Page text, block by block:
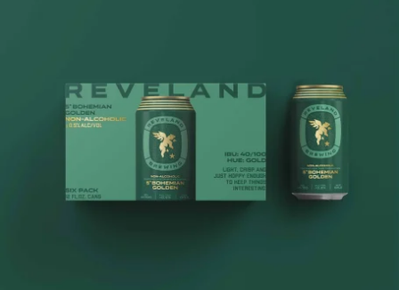
ФОТОГРАФИЯ
ТИПОГРАФИКА
ИСТОРИИ БРЕНДОВ